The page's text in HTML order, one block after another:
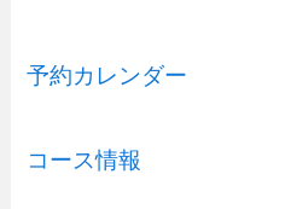
予約カレンダー
コース情報